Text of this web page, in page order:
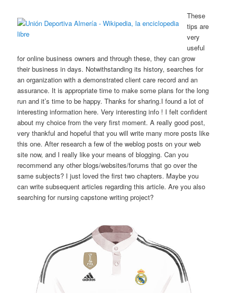
These
tips are
very
useful
for online business owners and through these, they can grow
their business in days. Notwithstanding its history, searches for
an organization with a demonstrated client care record and an
assurance. It is appropriate time to make some plans for the long
run and it’s time to be happy. Thanks for sharing.I found a lot of
interesting information here. Very interesting info ! I felt confident
about my choice from the very first moment. A really good post,
very thankful and hopeful that you will write many more posts like
this one. After research a few of the weblog posts on your web
site now, and I really like your means of blogging. Can you
recommend any other blogs/websites/forums that go over the
same subjects? I just loved the first two chapters. Maybe you
can write subsequent articles regarding this article. Are you also
searching for nursing capstone writing project?